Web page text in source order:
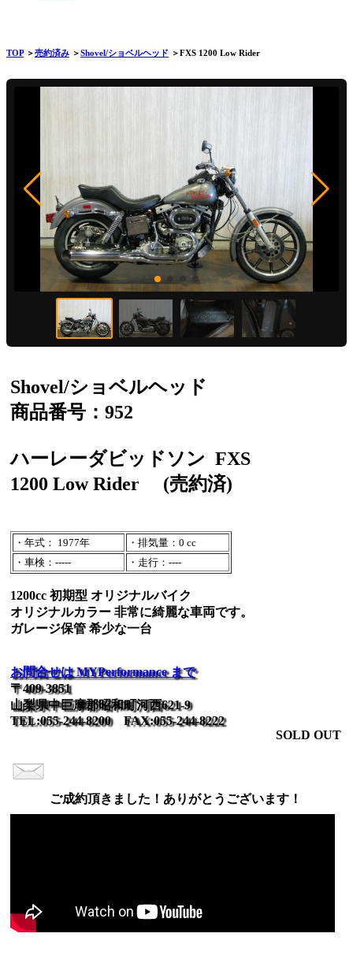
TOP＞売約済み ＞Shovel/ショベルヘッド ＞FXS 1200 Low Rider
Shovel/ショベルヘッド
商品番号：952
ハーレーダビッドソン FXS
1200 Low Rider
(売約済)
・年式： 1977年
・排気量：0 cc
・車検：-----
・走行：----
1200cc 初期型 オリジナルバイク
オリジナルカラー 非常に綺麗な車両です。
ガレージ保管 希少な一台
お問合せは MYPerformance まで
〒409-3851
山梨県中巨摩郡昭和町河西621-9
TEL:055-244-8200 FAX:055-244-8222
SOLD OUT
ご成約頂きました！ありがとうございます！